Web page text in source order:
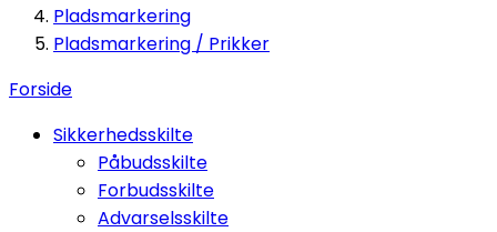
Pladsmarkering
Pladsmarkering / Prikker
Forside
Sikkerhedsskilte
Påbudsskilte
Forbudsskilte
Advarselsskilte